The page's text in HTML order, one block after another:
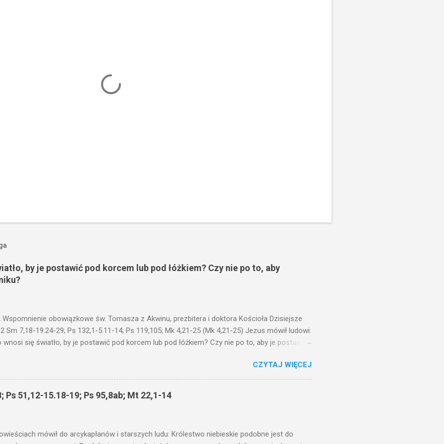
by je postawić pod korcem lub pod łóżkiem? Czy nie po to, aby
Wspomnienie obowiązkowe św. Tomasza z Akwinu, prezbitera i doktora Kościoła Dzisiejsze
Sm 7,18-19.24-29; Ps 132,1-5.11-14; Ps 119,105; Mk 4,21-25 (Mk 4,21-25) Jezus mówił ludowi:
wnosi się światło, by je postawić pod korcem lub pod łóżkiem? Czy nie po to, aby je postawić
I mówił im: Uważajcie na to, czego słuchacie. Taką samą miarą, jaką wy mierzycie,
i jeszcze wam dołożą. Bo kto ma, temu będzie dane; a kto nie ma, pozbawią go i tego, co
fragmencie z Ewangelii Jezus kontynuuje przypowieści.... Czy po to wnosi się światło,
pod korcem lub pod łóżkiem? Czy nie po to, aby je postawić na świeczniku? Nie ma
CZYTAJ WIĘCEJ
Ps 51,12-15.18-19; Ps 95,8ab; Mt 22,1-14
mówił do arcykapłanów i starszych ludu: Królestwo niebieskie podobne jest do